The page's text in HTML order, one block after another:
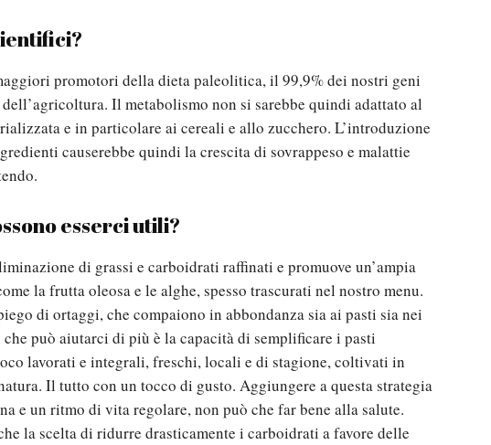
promotori della dieta paleolitica, il 99,9% dei nostri geni
Il metabolismo non si sarebbe quindi adattato al
e in particolare ai cereali e allo zucchero. L’introduzione
causerebbe quindi la crescita di sovrappeso e malattie
esserci utili?
di grassi e carboidrati raffinati e promuove un’ampia
la frutta oleosa e le alghe, spesso trascurati nel nostro menu.
di ortaggi, che compaiono in abbondanza sia ai pasti sia nei
può aiutarci di più è la capacità di semplificare i pasti
lavorati e integrali, freschi, locali e di stagione, coltivati in
Il tutto con un tocco di gusto. Aggiungere a questa strategia
e un ritmo di vita regolare, non può che far bene alla salute.
la scelta di ridurre drasticamente i carboidrati a favore delle